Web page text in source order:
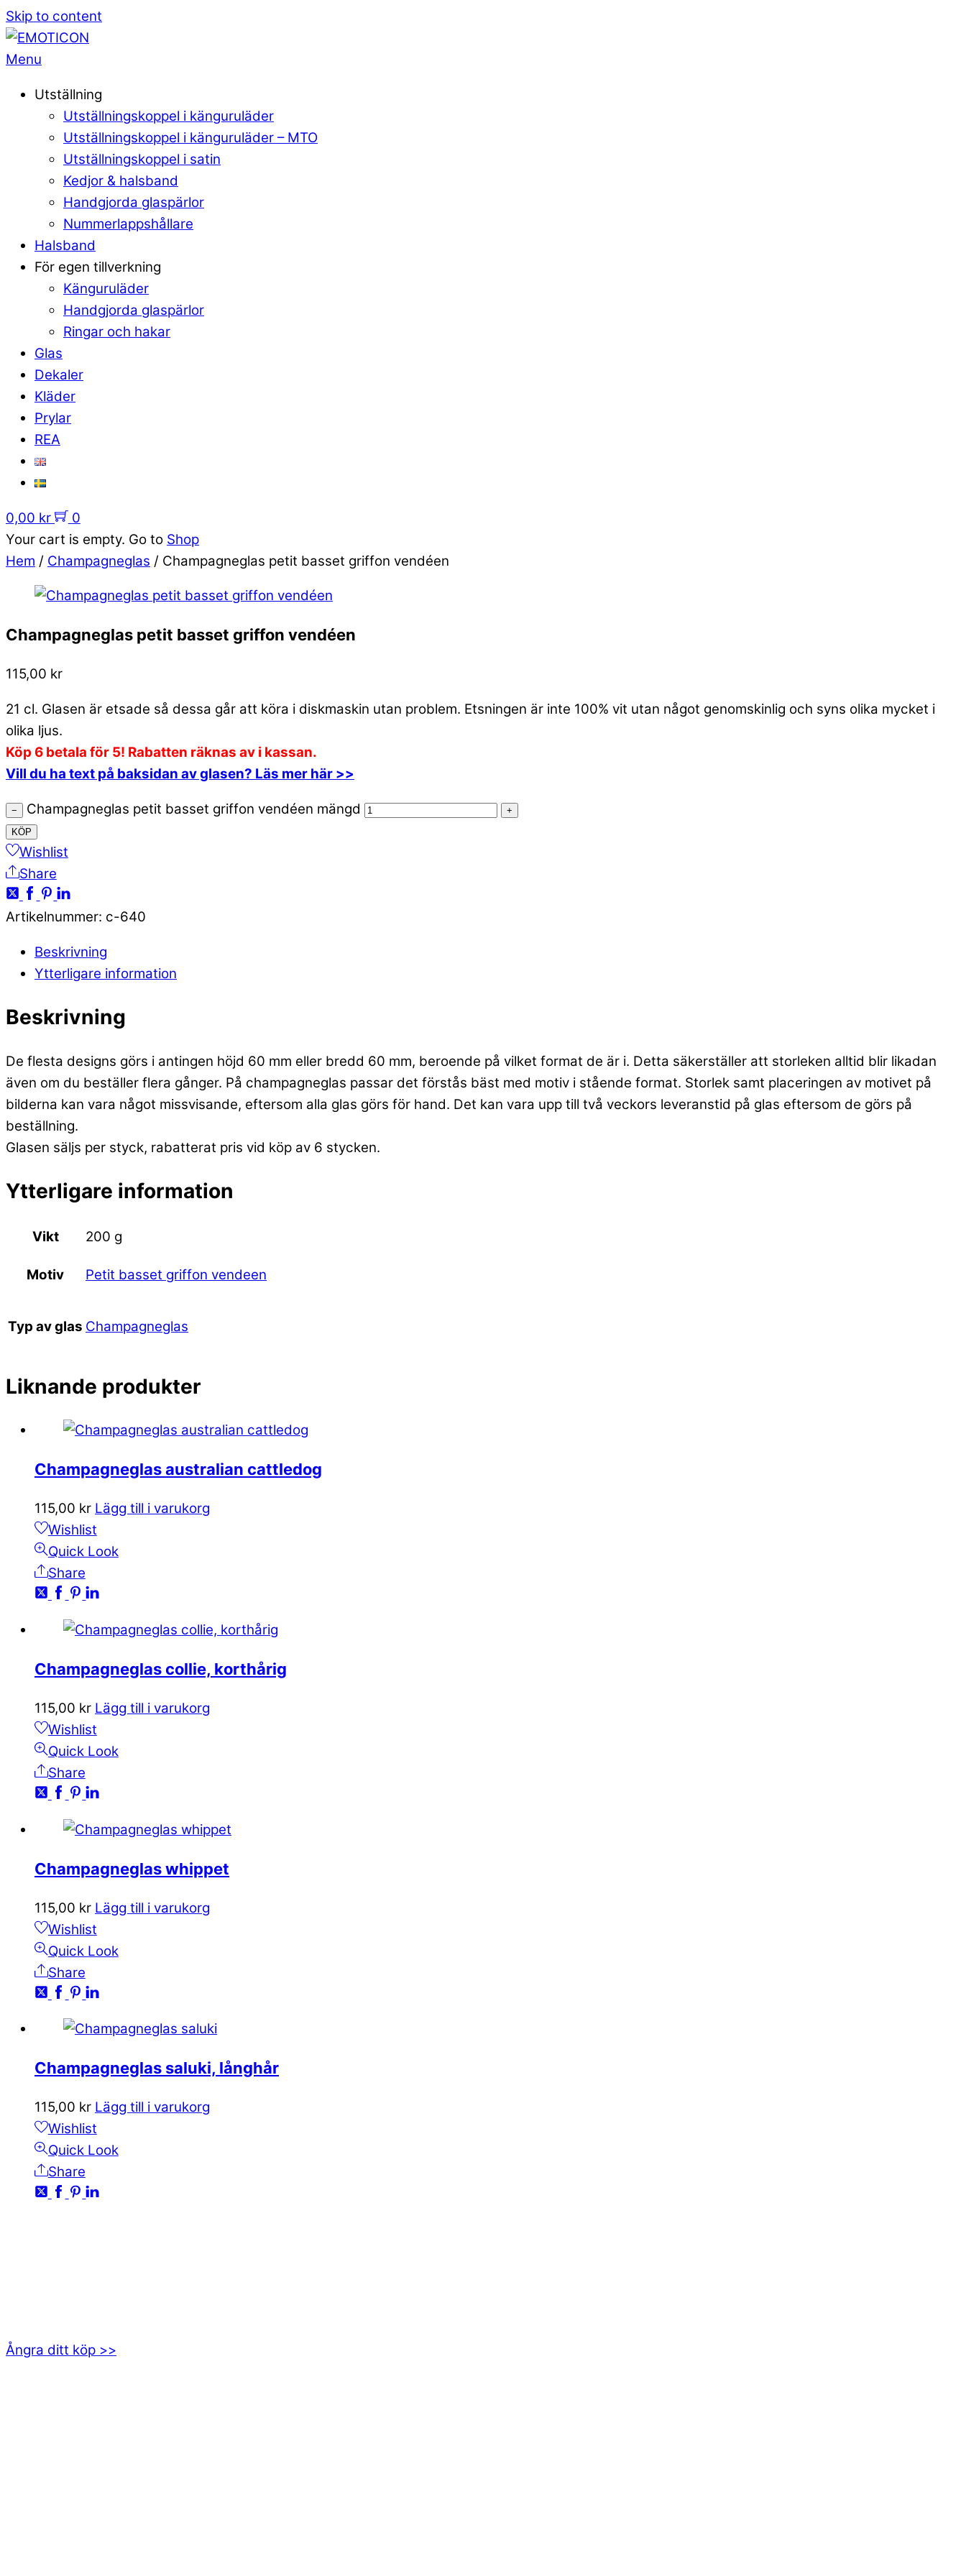
Skip to content
Menu
Utställning
Utställningskoppel i känguruläder
Utställningskoppel i känguruläder – MTO
Utställningskoppel i satin
Kedjor & halsband
Handgjorda glaspärlor
Nummerlappshållare
Halsband
För egen tillverkning
Känguruläder
Handgjorda glaspärlor
Ringar och hakar
Glas
Dekaler
Kläder
Prylar
REA
0,00 kr
0
Your cart is empty. Go to Shop
Hem / Champagneglas / Champagneglas petit basset griffon vendéen
Champagneglas petit basset griffon vendéen
115,00 kr
21 cl. Glasen är etsade så dessa går att köra i diskmaskin utan problem. Etsningen är inte 100% vit utan något genomskinlig och syns olika mycket i
olika ljus.
Köp 6 betala för 5! Rabatten räknas av i kassan.
Vill du ha text på baksidan av glasen? Läs mer här >>
− Champagneglas petit basset griffon vendéen mängd
+
KÖP
Wishlist
Share
Artikelnummer: c-640
Beskrivning
Ytterligare information
Beskrivning
De flesta designs görs i antingen höjd 60 mm eller bredd 60 mm, beroende på vilket format de är i. Detta säkerställer att storleken alltid blir likadan
även om du beställer flera gånger. På champagneglas passar det förstås bäst med motiv i stående format. Storlek samt placeringen av motivet på
bilderna kan vara något missvisande, eftersom alla glas görs för hand. Det kan vara upp till två veckors leveranstid på glas eftersom de görs på
beställning.
Glasen säljs per styck, rabatterat pris vid köp av 6 stycken.
Ytterligare information
Vikt 200 g
Motiv Petit basset griffon vendeen
Typ av glas Champagneglas
Liknande produkter
Champagneglas australian cattledog
115,00 kr Lägg till i varukorg
Wishlist
Quick Look
Share
Champagneglas collie, korthårig
115,00 kr Lägg till i varukorg
Wishlist
Quick Look
Share
Champagneglas whippet
115,00 kr Lägg till i varukorg
Wishlist
Quick Look
Share
Champagneglas saluki, långhår
115,00 kr Lägg till i varukorg
Wishlist
Quick Look
Share
Ångra ditt köp >>